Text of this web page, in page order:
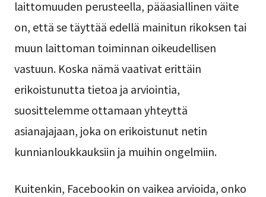
laittomuuden perusteella, pääasiallinen väite
on, että se täyttää edellä mainitun rikoksen tai
muun laittoman toiminnan oikeudellisen
vastuun. Koska nämä vaativat erittäin
erikoistunutta tietoa ja arviointia,
suosittelemme ottamaan yhteyttä
asianajajaan, joka on erikoistunut netin
kunnianloukkauksiin ja muihin ongelmiin.
Kuitenkin, Facebookin on vaikea arvioida, onko